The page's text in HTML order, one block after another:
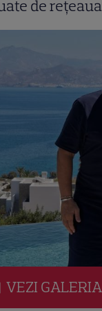
de
VEZI GALERIA